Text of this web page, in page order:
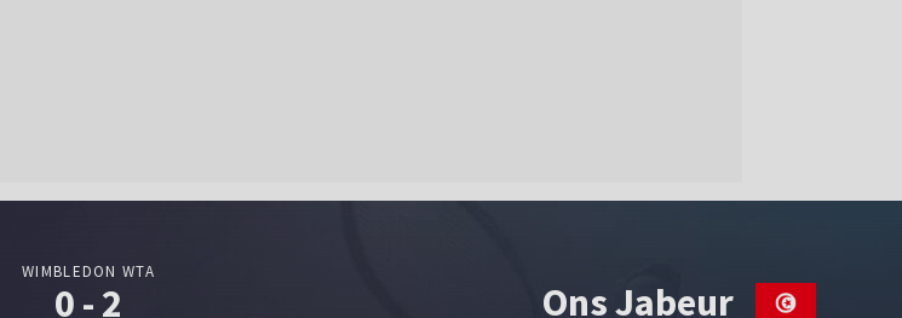
WIMBLEDON WTA
0 - 2 Ons Jabeur